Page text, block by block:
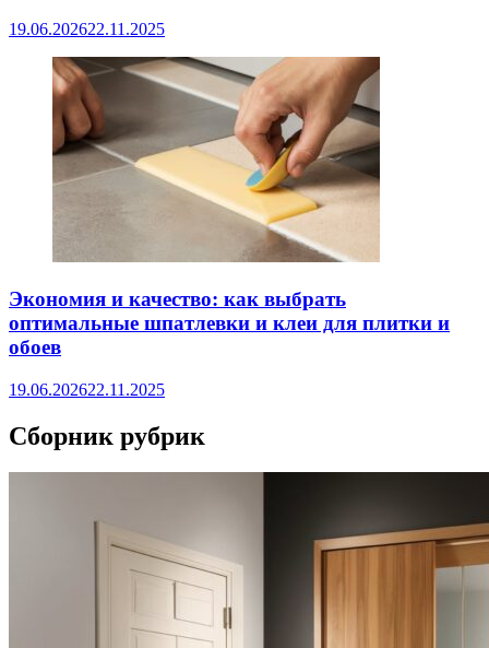
19.06.202622.11.2025
Экономия и качество: как выбрать
оптимальные шпатлевки и клеи для плитки и
обоев
19.06.202622.11.2025
Сборник рубрик